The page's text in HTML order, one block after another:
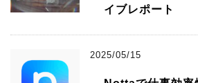
イブレポート
2025/05/15